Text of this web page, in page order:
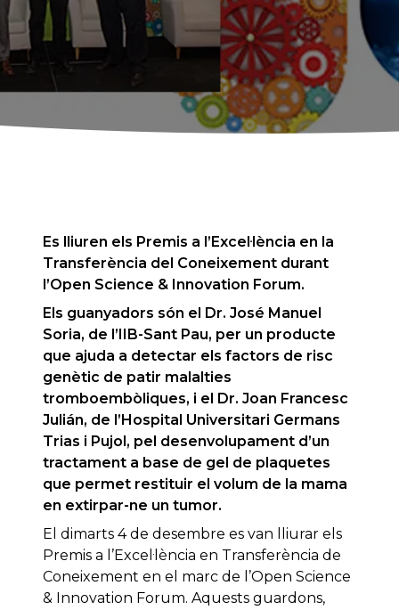
Es lliuren els Premis a l’Excel·lència en la
Transferència del Coneixement durant
l’Open Science & Innovation Forum.
Els guanyadors són el Dr. José Manuel
Soria, de l’IIB-Sant Pau, per un producte
que ajuda a detectar els factors de risc
genètic de patir malalties
tromboembòliques, i el Dr. Joan Francesc
Julián, de l’Hospital Universitari Germans
Trias i Pujol, pel desenvolupament d’un
tractament a base de gel de plaquetes
que permet restituir el volum de la mama
en extirpar-ne un tumor.
El dimarts 4 de desembre es van lliurar els
Premis a l’Excel·lència en Transferència de
Coneixement en el marc de l’Open Science
& Innovation Forum. Aquests guardons,